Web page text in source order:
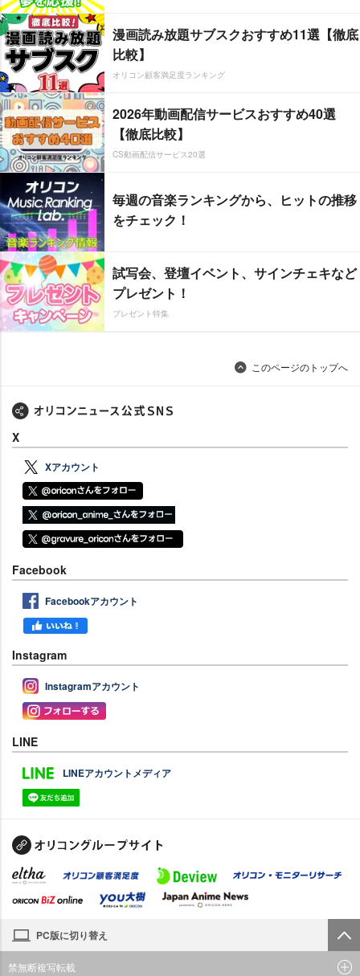
漫画読み放題サブスクおすすめ11選【徹底
比較】
オリコン顧客満足度ランキング
2026年動画配信サービスおすすめ40選
【徹底比較】
CS動画配信サービス20選
毎週の音楽ランキングから、ヒットの推移
をチェック！
試写会、登壇イベント、サインチェキなど
プレゼント！
プレゼント特集
このページのトップへ
X
Xアカウント
Facebook
Facebookアカウント
Instagram
Instagramアカウント
LINE
LINEアカウントメディア
PC版に切り替え
禁無断複写転載